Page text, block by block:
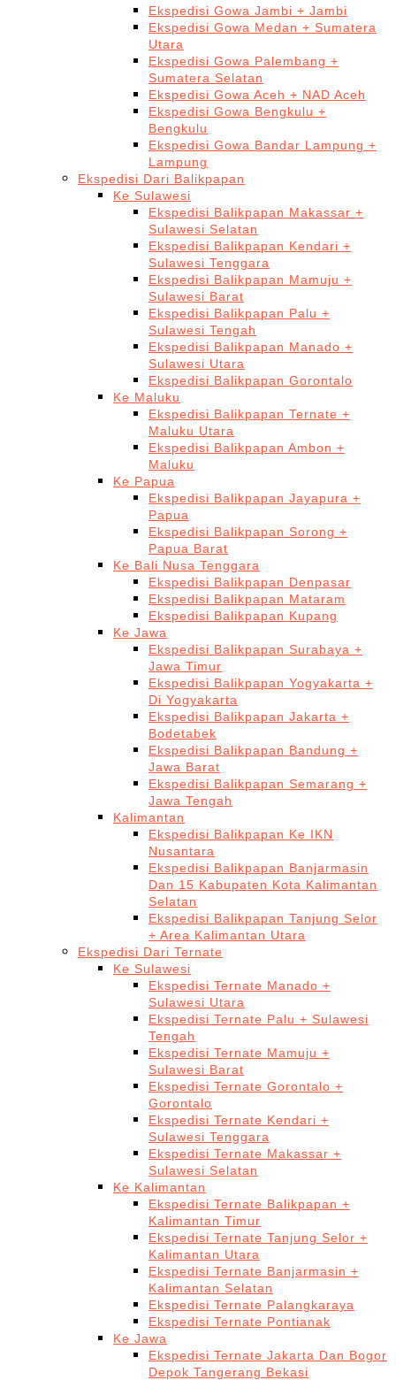
Ekspedisi Gowa Jambi + Jambi
Ekspedisi Gowa Medan + Sumatera
Utara
Ekspedisi Gowa Palembang +
Sumatera Selatan
Ekspedisi Gowa Aceh + NAD Aceh
Ekspedisi Gowa Bengkulu +
Bengkulu
Ekspedisi Gowa Bandar Lampung +
Lampung
Ekspedisi Dari Balikpapan
Ke Sulawesi
Ekspedisi Balikpapan Makassar +
Sulawesi Selatan
Ekspedisi Balikpapan Kendari +
Sulawesi Tenggara
Ekspedisi Balikpapan Mamuju +
Sulawesi Barat
Ekspedisi Balikpapan Palu +
Sulawesi Tengah
Ekspedisi Balikpapan Manado +
Sulawesi Utara
Ekspedisi Balikpapan Gorontalo
Ke Maluku
Ekspedisi Balikpapan Ternate +
Maluku Utara
Ekspedisi Balikpapan Ambon +
Maluku
Ke Papua
Ekspedisi Balikpapan Jayapura +
Papua
Ekspedisi Balikpapan Sorong +
Papua Barat
Ke Bali Nusa Tenggara
Ekspedisi Balikpapan Denpasar
Ekspedisi Balikpapan Mataram
Ekspedisi Balikpapan Kupang
Ke Jawa
Ekspedisi Balikpapan Surabaya +
Jawa Timur
Ekspedisi Balikpapan Yogyakarta +
Di Yogyakarta
Ekspedisi Balikpapan Jakarta +
Bodetabek
Ekspedisi Balikpapan Bandung +
Jawa Barat
Ekspedisi Balikpapan Semarang +
Jawa Tengah
Kalimantan
Ekspedisi Balikpapan Ke IKN
Nusantara
Ekspedisi Balikpapan Banjarmasin
Dan 15 Kabupaten Kota Kalimantan
Selatan
Ekspedisi Balikpapan Tanjung Selor
+ Area Kalimantan Utara
Ekspedisi Dari Ternate
Ke Sulawesi
Ekspedisi Ternate Manado +
Sulawesi Utara
Ekspedisi Ternate Palu + Sulawesi
Tengah
Ekspedisi Ternate Mamuju +
Sulawesi Barat
Ekspedisi Ternate Gorontalo +
Gorontalo
Ekspedisi Ternate Kendari +
Sulawesi Tenggara
Ekspedisi Ternate Makassar +
Sulawesi Selatan
Ke Kalimantan
Ekspedisi Ternate Balikpapan +
Kalimantan Timur
Ekspedisi Ternate Tanjung Selor +
Kalimantan Utara
Ekspedisi Ternate Banjarmasin +
Kalimantan Selatan
Ekspedisi Ternate Palangkaraya
Ekspedisi Ternate Pontianak
Ke Jawa
Ekspedisi Ternate Jakarta Dan Bogor
Depok Tangerang Bekasi